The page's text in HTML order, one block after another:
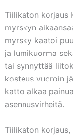
Tiilikaton korjaus
myrskyn
myrsky kaatoi
ja lumikuorma
tai synnyttää
kosteus vuoroin
katto alkaa
asennusvirheitä.
Tiilikaton